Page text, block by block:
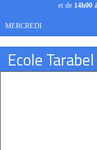
et de 14h00
Ecole Tarabel